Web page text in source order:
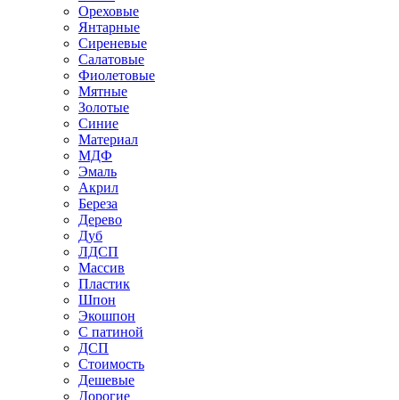
Ореховые
Янтарные
Сиреневые
Салатовые
Фиолетовые
Мятные
Золотые
Синие
Материал
МДФ
Эмаль
Акрил
Береза
Дерево
Дуб
ЛДСП
Массив
Пластик
Шпон
Экошпон
С патиной
ДСП
Стоимость
Дешевые
Дорогие